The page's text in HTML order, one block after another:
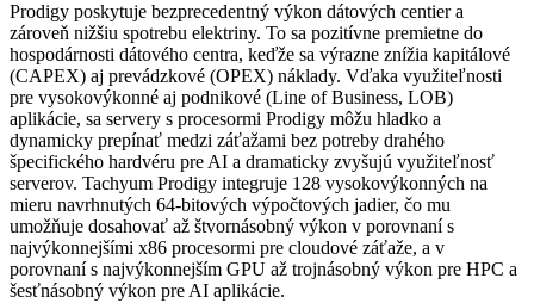
Prodigy poskytuje bezprecedentný výkon dátových centier a
zároveň nižšiu spotrebu elektriny. To sa pozitívne premietne do
hospodárnosti dátového centra, keďže sa výrazne znížia kapitálové
(CAPEX) aj prevádzkové (OPEX) náklady. Vďaka využiteľnosti
pre vysokovýkonné aj podnikové (Line of Business, LOB)
aplikácie, sa servery s procesormi Prodigy môžu hladko a
dynamicky prepínať medzi záťažami bez potreby drahého
špecifického hardvéru pre AI a dramaticky zvyšujú využiteľnosť
serverov. Tachyum Prodigy integruje 128 vysokovýkonných na
mieru navrhnutých 64-bitových výpočtových jadier, čo mu
umožňuje dosahovať až štvornásobný výkon v porovnaní s
najvýkonnejšími x86 procesormi pre cloudové záťaže, a v
porovnaní s najvýkonnejším GPU až trojnásobný výkon pre HPC a
šesťnásobný výkon pre AI aplikácie.